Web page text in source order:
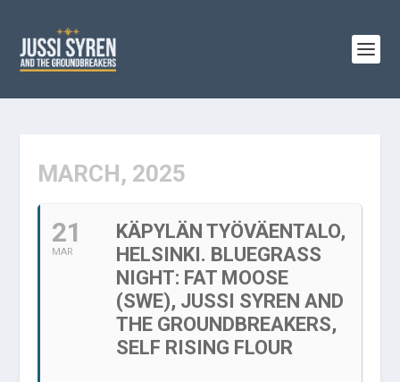
MARCH, 2025
21
MAR
KÄPYLÄN TYÖVÄENTALO,
HELSINKI. BLUEGRASS
NIGHT: FAT MOOSE
(SWE), JUSSI SYREN AND
THE GROUNDBREAKERS,
SELF RISING FLOUR